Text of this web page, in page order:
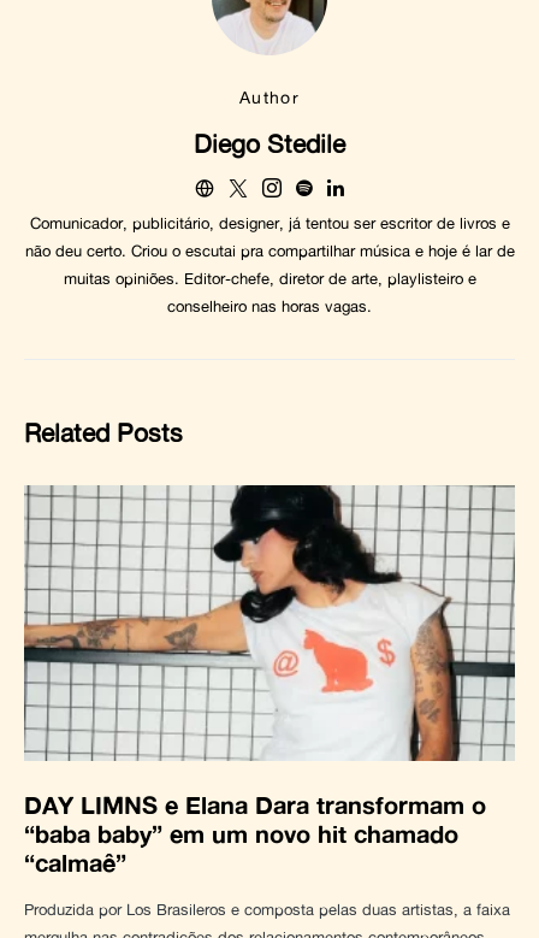
Author
Diego Stedile
Comunicador, publicitário, designer, já tentou ser escritor de livros e
não deu certo. Criou o escutai pra compartilhar música e hoje é lar de
muitas opiniões. Editor-chefe, diretor de arte, playlisteiro e
conselheiro nas horas vagas.
Related Posts
DAY LIMNS e Elana Dara transformam o
“baba baby” em um novo hit chamado
“calmaê”
Produzida por Los Brasileros e composta pelas duas artistas, a faixa